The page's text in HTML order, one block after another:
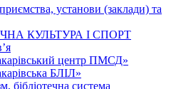
установи (заклади) та
КУЛЬТУРА І СПОРТ
центр ПМСД»
БЛІЛ»
бібліотечна система